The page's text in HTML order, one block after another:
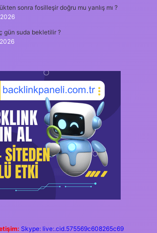
sonra fosilleşir doğru mu yanlış mı ?
gün suda bekletilir ?
Skype: live:.cid.575569c608265c69